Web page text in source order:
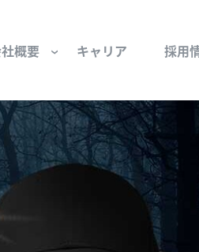
セーフティ
空気・産業用
産業分野・当
概要
財団
キャリア 採用